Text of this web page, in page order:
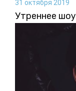
31 октября 2019
Утреннее шоу